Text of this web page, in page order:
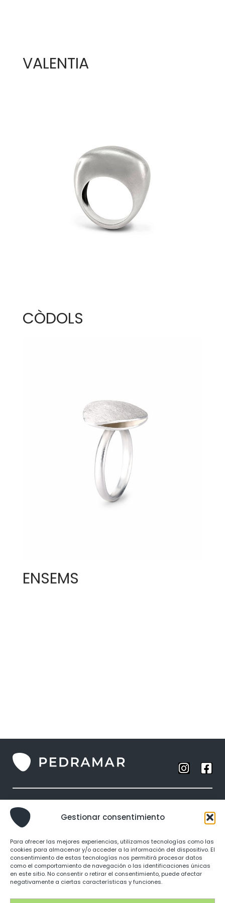
Gestionar consentimiento
Para ofrecer las mejores experiencias, utilizamos tecnologías como las
cookies para almacenar y/o acceder a la información del dispositivo. El
consentimiento de estas tecnologías nos permitirá procesar datos
como el comportamiento de navegación o las identificaciones únicas
en este sitio. No consentir o retirar el consentimiento, puede afectar
negativamente a ciertas características y funciones.
VALENTIA
CÒDOLS
ENSEMS
Anillos
Collares
Pendientes
Identidad
Punto de venta